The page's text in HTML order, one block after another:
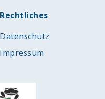
Rechtliches
Datenschutz
Impressum